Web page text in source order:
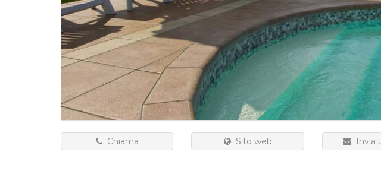
Chiama Sito web Invia